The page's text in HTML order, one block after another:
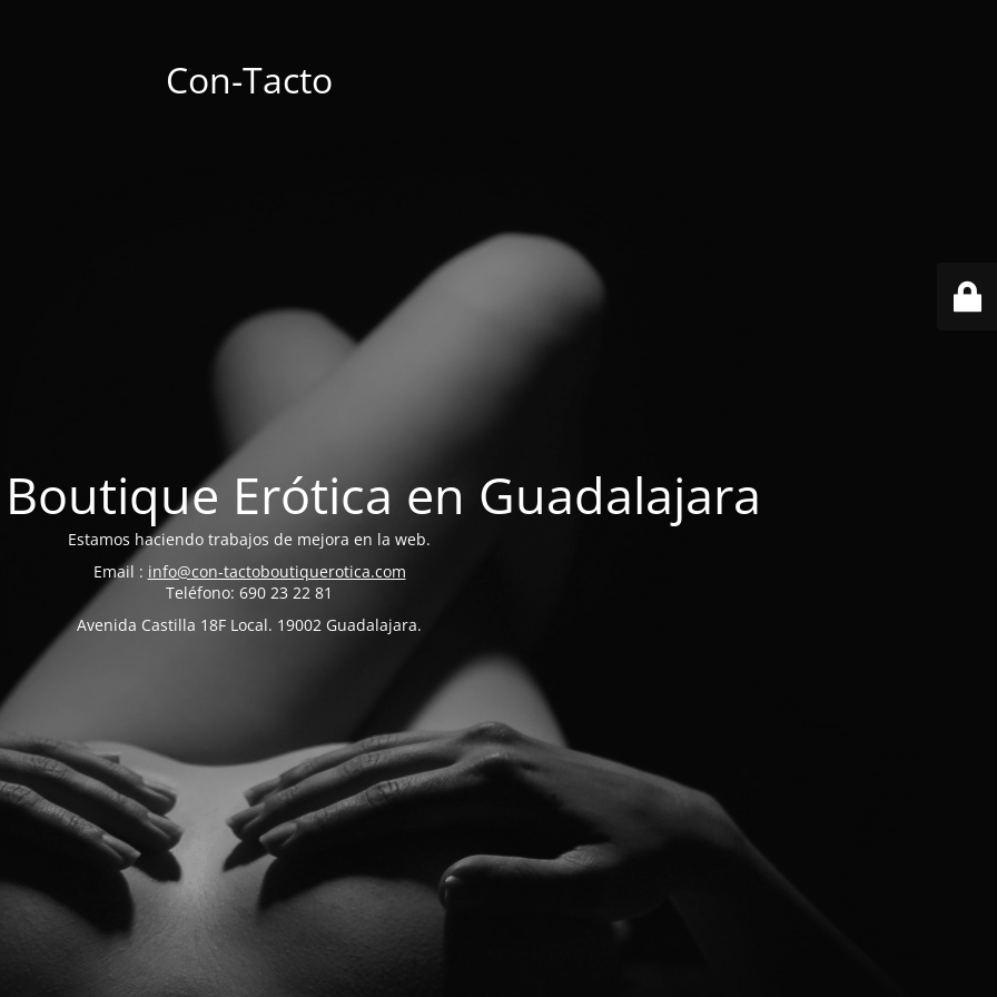
Con-Tacto
Erótica en Guadalajara
Estamos haciendo trabajos de mejora en la web.
Email : info@con-tactoboutiquerotica.com
Teléfono: 690 23 22 81
Avenida Castilla 18F Local. 19002 Guadalajara.